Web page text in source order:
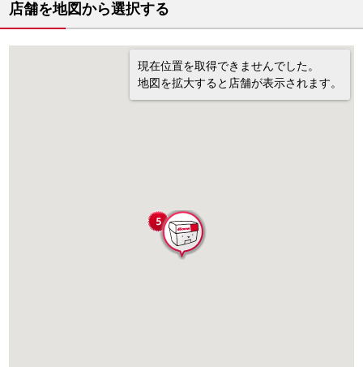
店舗を地図から選択する
現在位置を取得できませんでした。
地図を拡大すると店舗が表示されます。